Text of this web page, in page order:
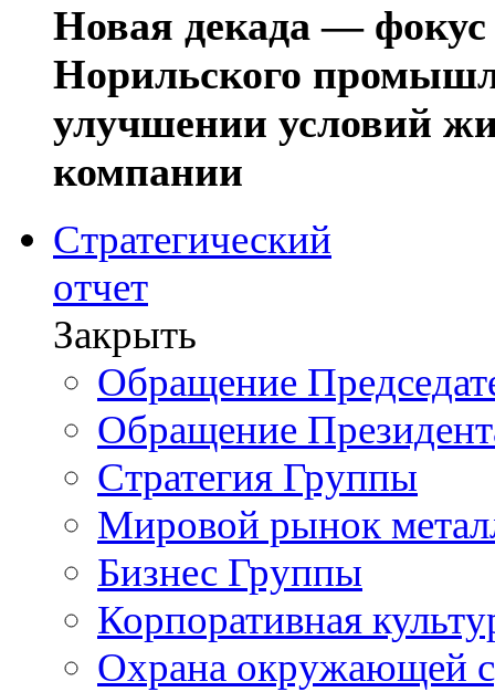
Новая декада — фокус
Норильского
улучшении условий
компании
Стратегический
отчет
Закрыть
Обращение
Обращение
Стратегия Группы
Мировой рынок
Бизнес Группы
Корпоративная
Охрана окружающей